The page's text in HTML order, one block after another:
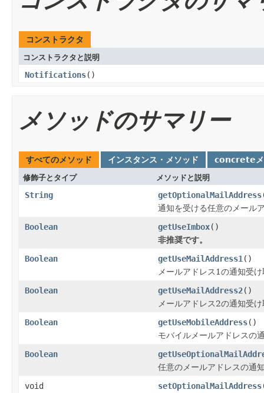
コンストラクタ
コンストラクタと説明
Notifications()
メソッドのサマリー
すべてのメソッド インスタンス・メソッド concreteメ
修飾子とタイプ メソッドと説明
String getOptionalMailAddress
通知を受ける任意のメール
Boolean
getUseImbox()
非推奨です。
Boolean
getUseMailAddress1 ()
メールアドレス1の通知受
Boolean
getUseMailAddress2()
メールアドレス2の通知受
Boolean
getUseMobileAddress()
モバイルメールアドレスの
Boolean
任意のメールアドレスの通
void
setOptionalMailAddress